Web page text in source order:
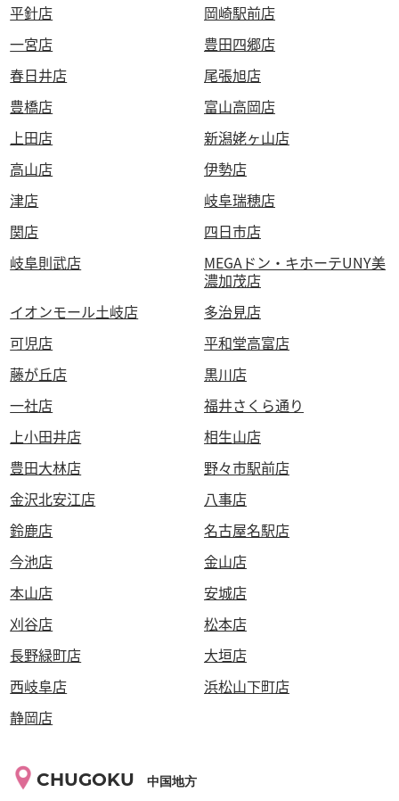
平針店
岡崎駅前店
一宮店
豊田四郷店
春日井店
尾張旭店
豊橋店
富山高岡店
上田店
新潟姥ヶ山店
高山店
伊勢店
津店
岐阜瑞穂店
関店
四日市店
岐阜則武店
MEGAドン・キホーテUNY美
濃加茂店
イオンモール土岐店
多治見店
可児店
平和堂高富店
藤が丘店
黒川店
一社店
福井さくら通り
上小田井店
相生山店
豊田大林店
野々市駅前店
金沢北安江店
八事店
鈴鹿店
名古屋名駅店
今池店
金山店
本山店
安城店
刈谷店
松本店
長野緑町店
大垣店
西岐阜店
浜松山下町店
静岡店
CHUGOKU 中国地方